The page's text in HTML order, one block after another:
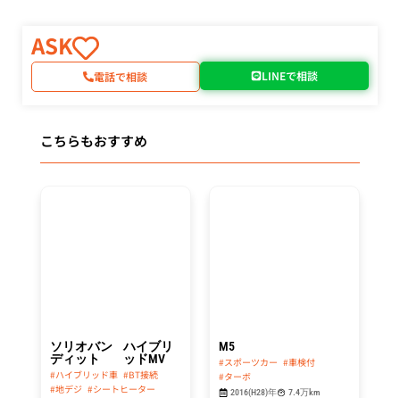
ASK
電話で相談 LINEで相談
こちらもおすすめ
ソリオバン
ディット
ハイブリ
ッドMV
#ハイブリッド車 #BT接続
#地デジ #シートヒーター
M5
#スポーツカー #車検付
#ターボ
2016(H28)年 7.4万km